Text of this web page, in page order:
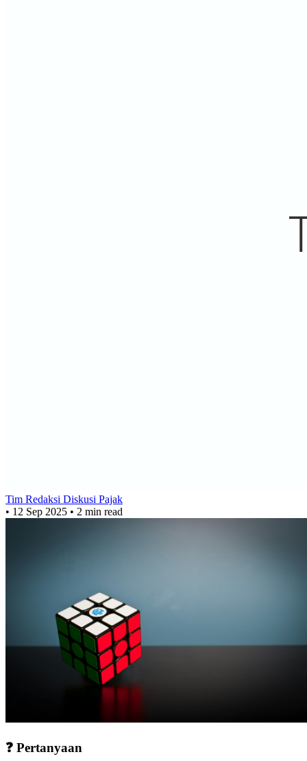
Tim Redaksi Diskusi Pajak
• 12 Sep 2025 • 2 min read
❓ Pertanyaan